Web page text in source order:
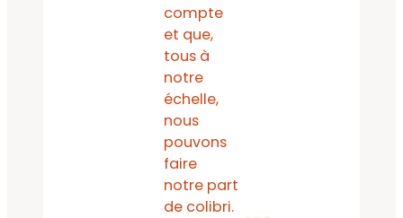
compte
et que,
tous à
notre
échelle,
nous
pouvons
faire
notre part
de colibri.